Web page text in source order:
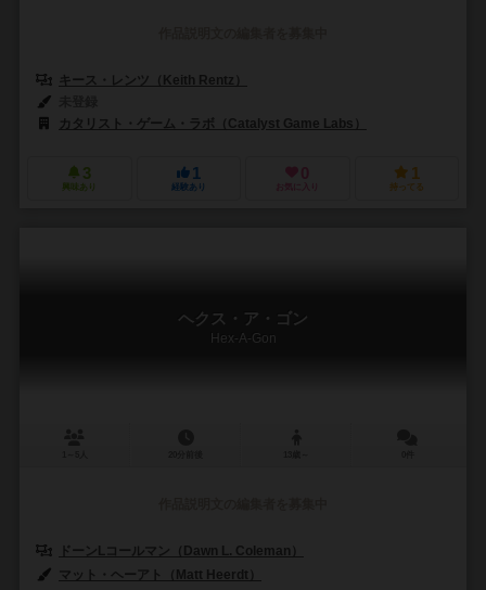
キース・レンツ（Keith Rentz）
カタリスト・ゲーム・ラボ（Catalyst Game Labs）
3
興味あり
1
経験あり
0
お気に入り
1
持ってる
ヘクス・ア・ゴン
Hex-A-Gon
ドーンLコールマン（Dawn L. Coleman）
マット・ヘーアト（Matt Heerdt）